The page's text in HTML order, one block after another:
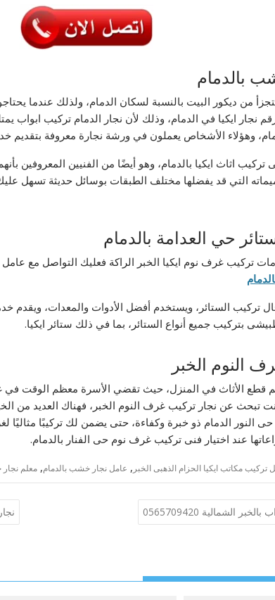
بالدمام
يتجزأ من ديكور البيت بالنسبة لسكان الدمام، ولذلك عندما
نجار ايكيا في الدمام، وذلك لأن نجار الدمام تركيب ابواب
وهؤلاء الأشخاص يعملون في ورشة نجارة معروفة بتقديم
اثاث ايكيا بالدمام، وهو أيضًا من الفنيين المعروفين
التي قد يفضلها مختلف الطبقات بوسائل حديثة تسهل
حي العدامة بالدمام
تركيب غرف نوم ايكيا الخبر الراكة فعليك التواصل مع
تركيب الستائر، ويستخدم أفضل الأدوات والمعدات، ويقدم
بتركيب جميع أنواع الستائر، بما في ذلك ستائر ايكيا.
النوم الخبر
قطع الأثاث في المنزل، حيث تقضي الأسرة معظم الوقت في
تبحث عن نجار تركيب غرف النوم الخبر، فهناك العديد من
النور الدمام ذو خبرة وكفاءة، حتى يضمن لك تركيبًا مثاليًا
عند اختيار فنى تركيب غرف نوم حى الفنار بالدمام.
تركيب مكاتب ايكيا الحزام الذهبى الخبر , عامل نجار خشب بالدمام, معلم نجار
الشمالية 0565709420